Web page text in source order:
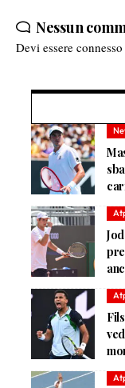
Nessun
Devi essere connesso